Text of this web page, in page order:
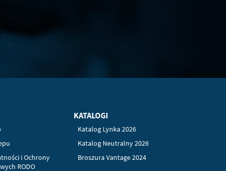
i Ochrony
RODO
KATALOGI
Katalog Lynka 2026
Katalog Neutralny 2026
Broszura Vantage 2024